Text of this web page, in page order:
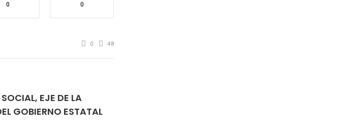
0 0
0 48
EJE DE LA
GOBIERNO ESTATAL